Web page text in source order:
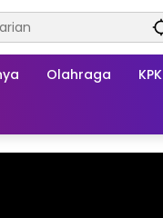
Olahraga KPK